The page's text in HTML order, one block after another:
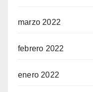
marzo 2022
febrero 2022
enero 2022